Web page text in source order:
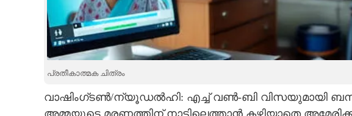
CARTOONS
LITERATURE
പ്രതീകാത്മക ചിത്രം
വാഷിംഗ്ടൺ/ന്യൂഡൽഹി: എച്ച് വൺ‌-ബി വിസയുമായി
അമ്മയുടെ മരണത്തിന് നാട്ടിലെത്താൻ കഴിയാതെ